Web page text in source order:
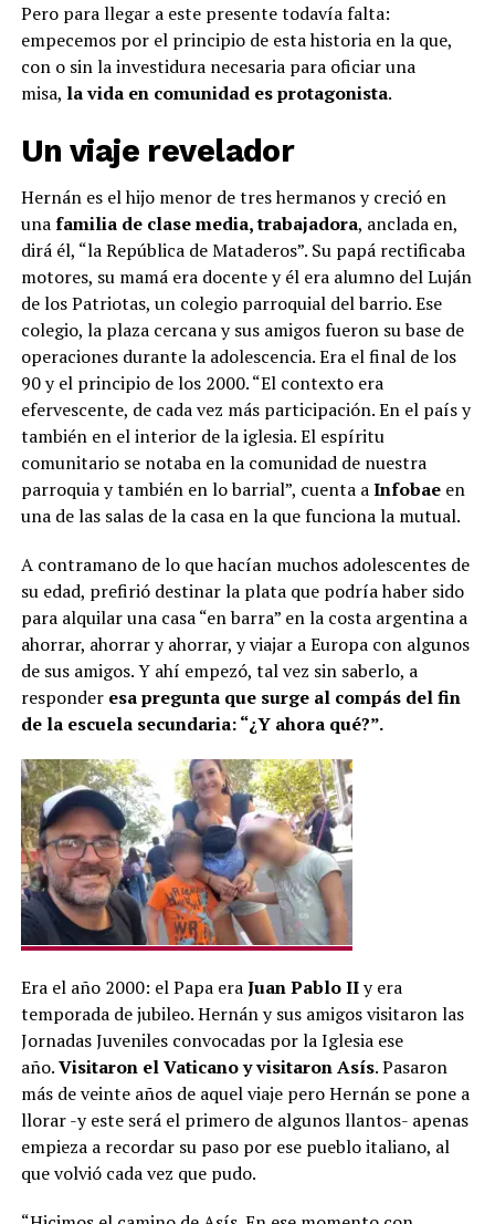
Pero para llegar a este presente todavía falta:
empecemos por el principio de esta historia en la que,
con o sin la investidura necesaria para oficiar una
misa, la vida en comunidad es protagonista.
Un viaje revelador
Hernán es el hijo menor de tres hermanos y creció en
unafamilia de clase media, trabajadora, anclada en,
dirá él, “la República de Mataderos”. Su papá rectificaba
motores, su mamá era docente y él era alumno del Luján
de los Patriotas, un colegio parroquial del barrio. Ese
colegio, la plaza cercana y sus amigos fueron su base de
operaciones durante la adolescencia. Era el final de los
90 y el principio de los 2000. “El contexto era
efervescente, de cada vez más participación. En el país y
también en el interior de la iglesia. El espíritu
comunitario se notaba en la comunidad de nuestra
parroquia y también en lo barrial”, cuenta aInfobae en
una de las salas de la casa en la que funciona la mutual.
A contramano de lo que hacían muchos adolescentes de
su edad, prefirió destinar la plata que podría haber sido
para alquilar una casa “en barra” en la costa argentina a
ahorrar, ahorrar y ahorrar, y viajar a Europa con algunos
de sus amigos. Y ahí empezó, tal vez sin saberlo, a
responder esa pregunta que surge al compás del fin
de la escuela secundaria: “¿Y ahora qué?”.
Era el año 2000: el Papa eraJuan Pablo IIy era
temporada de jubileo. Hernán y sus amigos visitaron las
Jornadas Juveniles convocadas por la Iglesia ese
año.Visitaron el Vaticano y visitaron Asís. Pasaron
más de veinte años de aquel viaje pero Hernán se pone a
llorar -y este será el primero de algunos llantos- apenas
empieza a recordar su paso por ese pueblo italiano, al
que volvió cada vez que pudo.